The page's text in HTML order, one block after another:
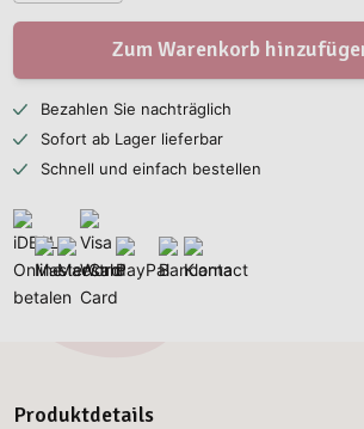
Zum Warenkorb
Bezahlen Sie nachträglich
Sofort ab Lager lieferbar
Schnell und einfach bestellen
Produktdetails